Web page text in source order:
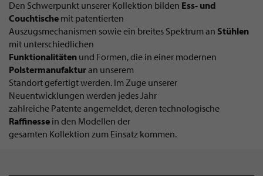
Den Schwerpunkt unserer Kollektion bilden Ess- und
Couchtische mit patentierten
Auszugsmechanismen sowie ein breites Spektrum an Stühlen
mit unterschiedlichen
Funktionalitäten und Formen, die in einer modernen
Polstermanufakturan unserem
Standort gefertigt werden. Im Zuge unserer
Neuentwicklungen werden jedes Jahr
zahlreiche Patente angemeldet, deren technologische
Raffinesse in den Modellen der
gesamten Kollektion zum Einsatz kommen.